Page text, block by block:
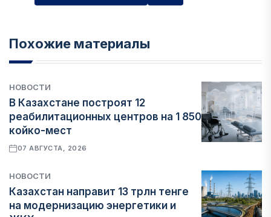
Похожие материалы
НОВОСТИ
В Казахстане построят 12
реабилитационных центров на 1 850
койко-мест
07 АВГУСТА, 2026
НОВОСТИ
Казахстан направит 13 трлн тенге
на модернизацию энергетики и